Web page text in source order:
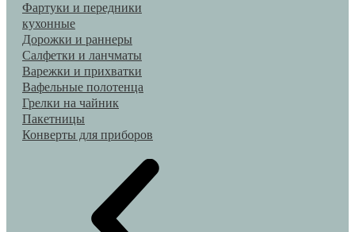
Фартуки и передники
кухонные
Дорожки и раннеры
Салфетки и ланчматы
Варежки и прихватки
Вафельные полотенца
Грелки на чайник
Пакетницы
Конверты для приборов